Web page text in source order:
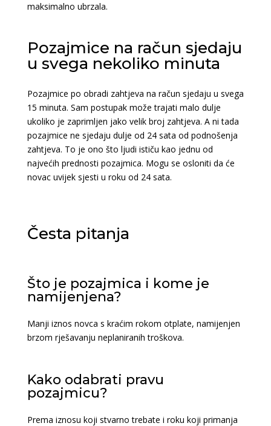
maksimalno ubrzala.
Pozajmice na račun sjedaju
u svega nekoliko minuta
Pozajmice po obradi zahtjeva na račun sjedaju u svega
15 minuta. Sam postupak može trajati malo dulje
ukoliko je zaprimljen jako velik broj zahtjeva. A ni tada
pozajmice ne sjedaju dulje od 24 sata od podnošenja
zahtjeva. To je ono što ljudi ističu kao jednu od
najvećih prednosti pozajmica. Mogu se osloniti da će
novac uvijek sjesti u roku od 24 sata.
Česta pitanja
Što je pozajmica i kome je
namijenjena?
Manji iznos novca s kraćim rokom otplate, namijenjen
brzom rješavanju neplaniranih troškova.
Kako odabrati pravu
pozajmicu?
Prema iznosu koji stvarno trebate i roku koji primanja